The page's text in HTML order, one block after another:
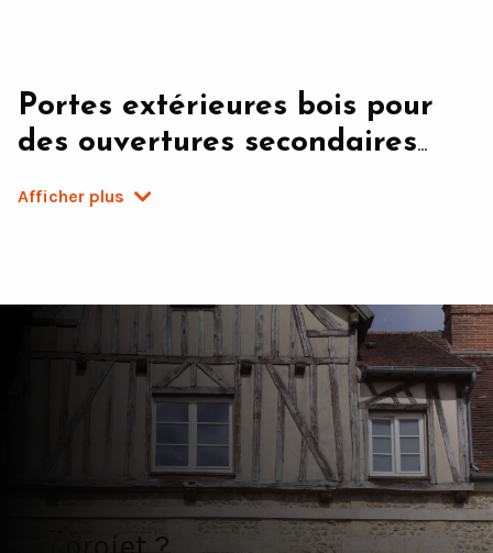
Portes extérieures bois pour
des ouvertures secondaires
Même si sa fonction est distincte, la porte d’accès
secondaire demande, elle aussi, une vigilance
particulière afin de maintenir uneisolation
optimal. Ainsi qu’il s’agisse d’une ouverture sur un
Afficher plus